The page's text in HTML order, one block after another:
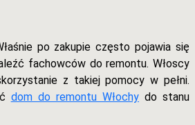
po zakupie często pojawia się
fachowców do remontu. Włoscy
z takiej pomocy w pełni.
dom do remontu Włochydo stanu